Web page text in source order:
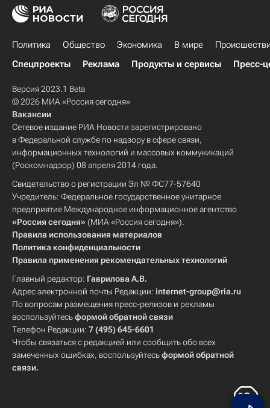
Политика Общество Экономика В мире
Спецпроекты
Реклама Продукты и сервисы Пресс-
Версия 2023.1 Beta
© 2026 МИА «Россия сегодня»
Вакансии
Сетевое издание РИА Новости зарегистрировано
в Федеральной службе по надзору в сфере связи,
информационных технологий и массовых коммуникаций
(Роскомнадзор) 08 апреля 2014 года.
Свидетельство о регистрации Эл № ФС77-57640
Учредитель: Федеральное государственное унитарное
предприятие Международное информационное агентство
«Россия сегодня» (МИА «Россия сегодня»).
Правила использования материалов
Политика конфиденциальности
Правила применения рекомендательных технологий
Главный редактор: Гаврилова А.В.
Адрес электронной почты Редакции: internet-group@ria.ru
По вопросам размещения пресс-релизов и рекламы
воспользуйтесьформой обратной связи
Телефон Редакции: 7 (495) 645-6601
Чтобы связаться с редакцией или сообщить обо всех
замеченных ошибках, воспользуйтесьформой обратной
связи.